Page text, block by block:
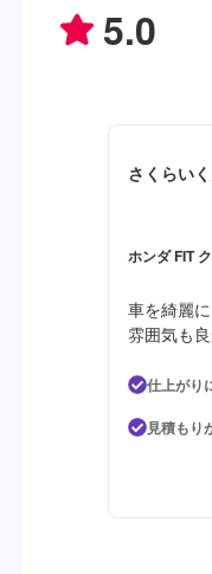
5.0
さくらい
ホンダ FIT
車を綺麗
雰囲気も
仕上がり
見積もり